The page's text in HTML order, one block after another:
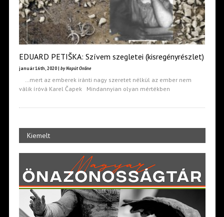
EDUARD PETIŠKA: Szívem szegletei (kisregényrészlet)
január 16th, 2020 | by Napút Online
…mert az emberek iránti nagy szeretet nélkül az ember nem
válik íróvá Karel Čapek Mindannyian olyan mértékben
Kiemelt